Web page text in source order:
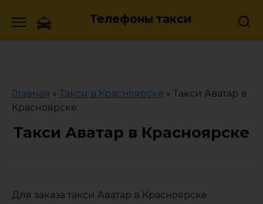
Телефоны такси
Главная » Такси в Красноярске » Такси Аватар в
Красноярске
Такси Аватар в Красноярске
Для заказа такси Аватар в Красноярске